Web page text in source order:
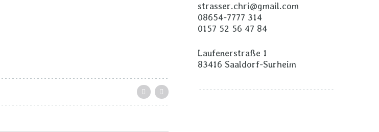
strasser.chri@gmail.com
08654-7777 314
0157 52 56 47 84
Laufenerstraße 1
83416 Saaldorf-Surheim